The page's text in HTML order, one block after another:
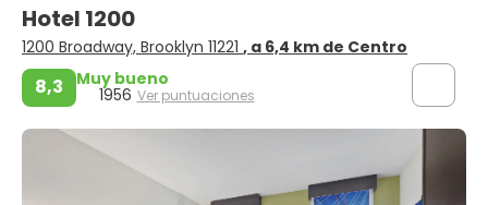
Hotel 1200
1200 Broadway, Brooklyn 11221 , a 6,4 km de Centro
8,3 Muy bueno
1956 Ver puntuaciones